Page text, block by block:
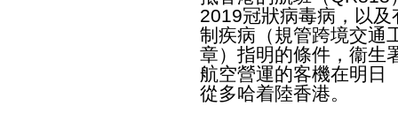
2019冠狀病毒病，以
制疾病（規管跨境交通
章）指明的條件，衞生
航空營運的客機在明日
從多哈着陸香港。